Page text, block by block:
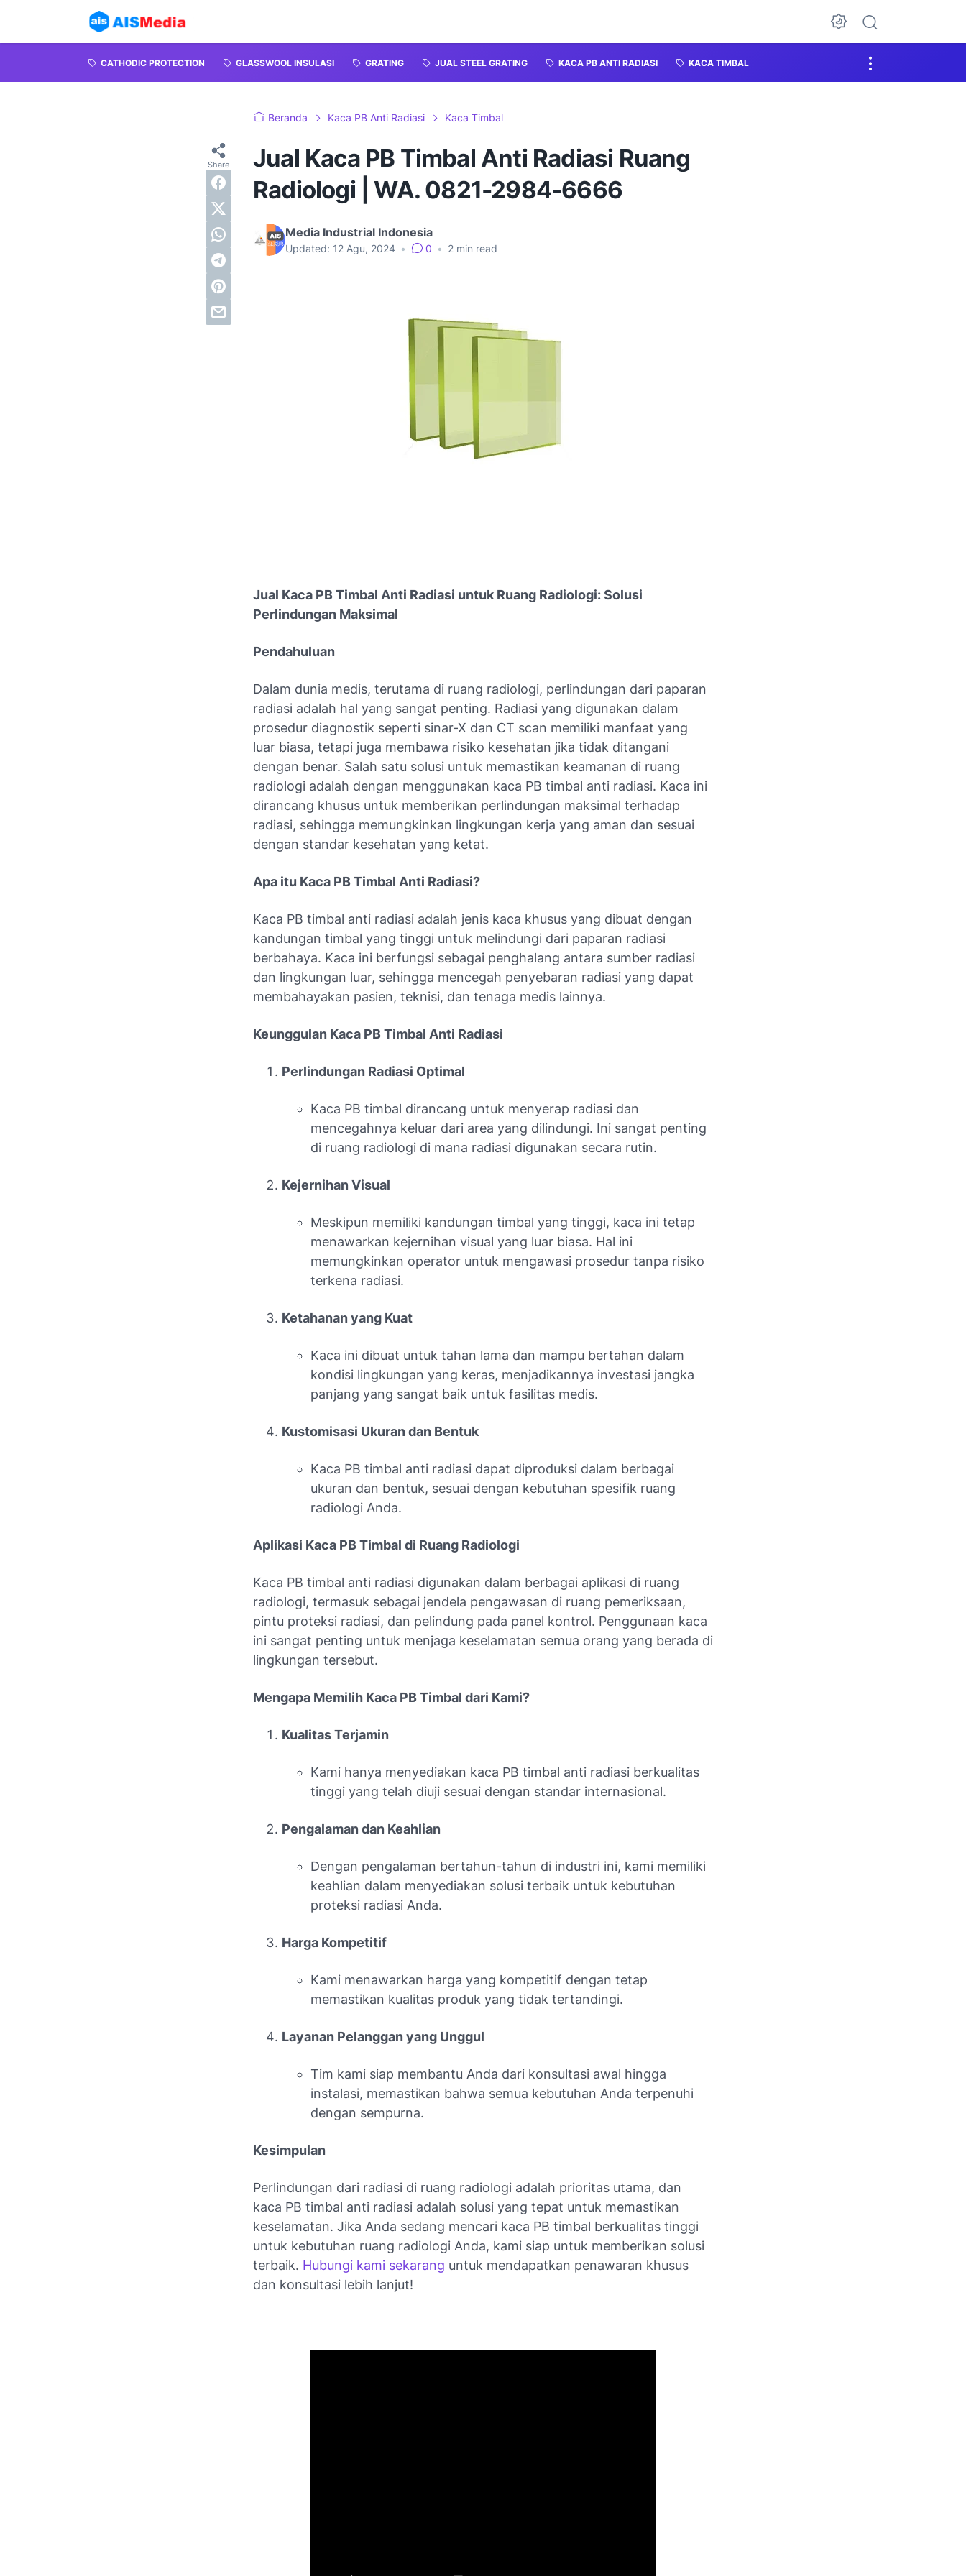
CATHODIC PROTECTION GLASSWOOL INSULASI GRATING JUAL STEEL GRATING KACA PB ANTI RADIASI KACA TIMBAL
Beranda Kaca PB Anti Radiasi Kaca Timbal
Jual Kaca PB Timbal Anti Radiasi Ruang
Radiologi | WA. 0821-2984-6666
Media Industrial Indonesia
Updated: 12 Agu, 2024 • 0 • 2 min read
Jual Kaca PB Timbal Anti Radiasi untuk Ruang Radiologi: Solusi
Perlindungan Maksimal
Pendahuluan
Dalam dunia medis, terutama di ruang radiologi, perlindungan dari paparan
radiasi adalah hal yang sangat penting. Radiasi yang digunakan dalam
prosedur diagnostik seperti sinar-X dan CT scan memiliki manfaat yang
luar biasa, tetapi juga membawa risiko kesehatan jika tidak ditangani
dengan benar. Salah satu solusi untuk memastikan keamanan di ruang
radiologi adalah dengan menggunakan kaca PB timbal anti radiasi. Kaca ini
dirancang khusus untuk memberikan perlindungan maksimal terhadap
radiasi, sehingga memungkinkan lingkungan kerja yang aman dan sesuai
dengan standar kesehatan yang ketat.
Apa itu Kaca PB Timbal Anti Radiasi?
Kaca PB timbal anti radiasi adalah jenis kaca khusus yang dibuat dengan
kandungan timbal yang tinggi untuk melindungi dari paparan radiasi
berbahaya. Kaca ini berfungsi sebagai penghalang antara sumber radiasi
dan lingkungan luar, sehingga mencegah penyebaran radiasi yang dapat
membahayakan pasien, teknisi, dan tenaga medis lainnya.
Keunggulan Kaca PB Timbal Anti Radiasi
Perlindungan Radiasi Optimal
Kaca PB timbal dirancang untuk menyerap radiasi dan
mencegahnya keluar dari area yang dilindungi. Ini sangat penting
di ruang radiologi di mana radiasi digunakan secara rutin.
Kejernihan Visual
Meskipun memiliki kandungan timbal yang tinggi, kaca ini tetap
menawarkan kejernihan visual yang luar biasa. Hal ini
memungkinkan operator untuk mengawasi prosedur tanpa risiko
terkena radiasi.
Ketahanan yang Kuat
Kaca ini dibuat untuk tahan lama dan mampu bertahan dalam
kondisi lingkungan yang keras, menjadikannya investasi jangka
panjang yang sangat baik untuk fasilitas medis.
Kustomisasi Ukuran dan Bentuk
Kaca PB timbal anti radiasi dapat diproduksi dalam berbagai
ukuran dan bentuk, sesuai dengan kebutuhan spesifik ruang
radiologi Anda.
Aplikasi Kaca PB Timbal di Ruang Radiologi
Kaca PB timbal anti radiasi digunakan dalam berbagai aplikasi di ruang
radiologi, termasuk sebagai jendela pengawasan di ruang pemeriksaan,
pintu proteksi radiasi, dan pelindung pada panel kontrol. Penggunaan kaca
ini sangat penting untuk menjaga keselamatan semua orang yang berada di
lingkungan tersebut.
Mengapa Memilih Kaca PB Timbal dari Kami?
Kualitas Terjamin
Kami hanya menyediakan kaca PB timbal anti radiasi berkualitas
tinggi yang telah diuji sesuai dengan standar internasional.
Pengalaman dan Keahlian
Dengan pengalaman bertahun-tahun di industri ini, kami memiliki
keahlian dalam menyediakan solusi terbaik untuk kebutuhan
proteksi radiasi Anda.
Harga Kompetitif
Kami menawarkan harga yang kompetitif dengan tetap
memastikan kualitas produk yang tidak tertandingi.
Layanan Pelanggan yang Unggul
Tim kami siap membantu Anda dari konsultasi awal hingga
instalasi, memastikan bahwa semua kebutuhan Anda terpenuhi
dengan sempurna.
Kesimpulan
Perlindungan dari radiasi di ruang radiologi adalah prioritas utama, dan
kaca PB timbal anti radiasi adalah solusi yang tepat untuk memastikan
keselamatan. Jika Anda sedang mencari kaca PB timbal berkualitas tinggi
untuk kebutuhan ruang radiologi Anda, kami siap untuk memberikan solusi
terbaik. Hubungi kami sekarang untuk mendapatkan penawaran khusus
dan konsultasi lebih lanjut!